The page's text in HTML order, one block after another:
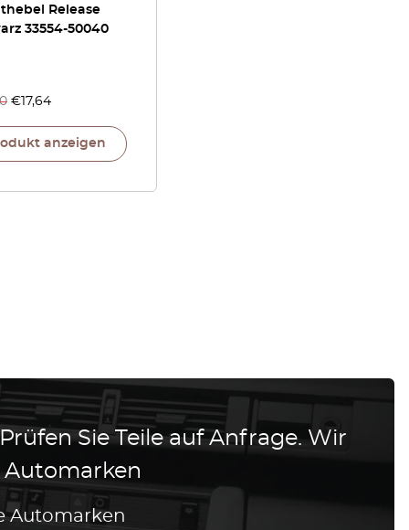
Release
33554-50040
€ 17,64
anzeigen
Sie Teile auf Anfrage. Wir
Automarken
Automarken